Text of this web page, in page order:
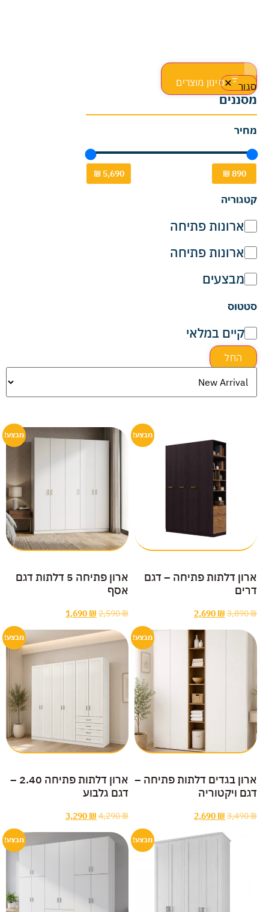
סינון מוצרים סגור
מסננים
מחיר
קטגוריה
ארונות פתיחה
ארונות פתיחה
מבצעים
סטטוס
קיים במלאי
החל
מבצע!
ארון דלתות פתיחה – דגם
דרים
3,890₪
2,690 ₪
מבצע!
ארון פתיחה 5 דלתות דגם
אסף
2,590₪
1,690 ₪
מבצע!
ארון בגדים דלתות פתיחה –
דגם ויקטוריה
3,490₪
2,690 ₪
מבצע!
ארון דלתות פתיחה 2.40 –
דגם גלבוע
4,290₪
3,290 ₪
מבצע! מבצע!